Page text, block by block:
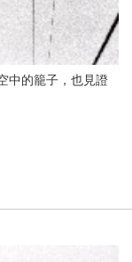
中的籠子，也見證